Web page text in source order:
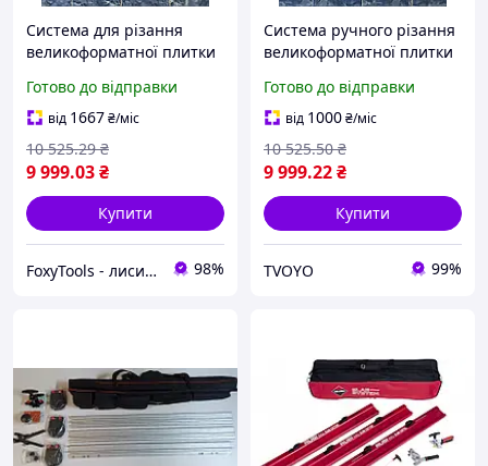
Система для різання
великоформатної плитки
на підшипниках
Готово до відправки
від 1667₴/міс
9 999.03₴
10 525.29 ₴
Купити
FoxyTools - лисичка без інструменту не лишить! 98%
Система ручного різання
великоформатної плитки
на підшипниках
Готово до відправки
від 1000₴/міс
9 999.22₴
10 525.50 ₴
Купити
TVOYO 99%